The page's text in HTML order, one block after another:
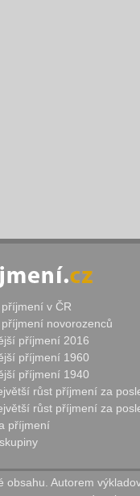
v ČR
novorozenců
příjmení 2016
příjmení 1960
příjmení 1940
růst příjmení za
růst příjmení za
příjmení
Autorem